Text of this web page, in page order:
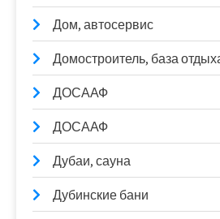
Дом, автосервис
Домостроитель, база
ДОСААФ
ДОСААФ
Дубаи, сауна
Дубинские бани